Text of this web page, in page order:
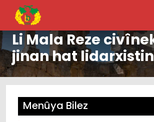
Li Mala Reze
jinan hat lidarxistin
Menûya Bilez